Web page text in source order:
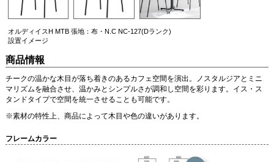
オルディイスH MTB 張地：布・N.C NC-127(Dランク)
設置イメージ
商品情報
チークの温かな木目が落ち着きのあるカフェ空間を演出。ノスタルジアとミニ
マリズムを融合させ、温かみとシンプルさが調和し空間を彩ります。イス・ス
タンドタイプで空間を統一させることも可能です。
※素材の特性上、商品によって木目や色の違いがあります。
フレームカラー